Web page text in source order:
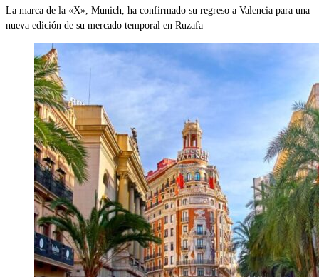
La marca de la «X», Munich, ha confirmado su regreso a Valencia para una
nueva edición de su mercado temporal en Ruzafa